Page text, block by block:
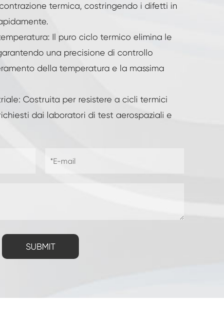
termica, costringendo i difetti in
Il puro ciclo termico elimina le
una precisione di controllo
della temperatura e la massima
Costruita per resistere a cicli termici
dai laboratori di test aerospaziali e
SUBMIT